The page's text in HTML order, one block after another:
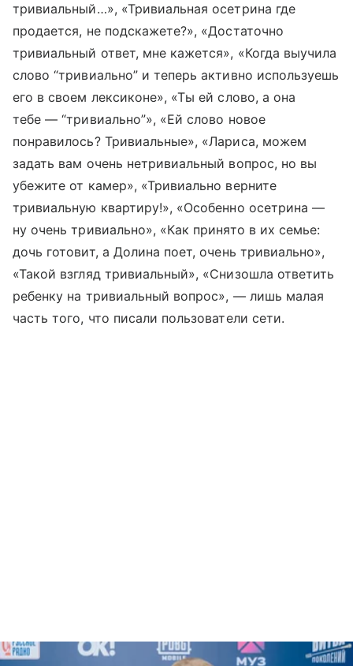
тривиальный…», «Тривиальная осетрина где
продается, не подскажете?», «Достаточно
тривиальный ответ, мне кажется», «Когда выучила
слово “тривиально” и теперь активно используешь
его в своем лексиконе», «Ты ей слово, а она
тебе — “тривиально”», «Ей слово новое
понравилось? Тривиальные», «Лариса, можем
задать вам очень нетривиальный вопрос, но вы
убежите от камер», «Тривиально верните
тривиальную квартиру!», «Особенно осетрина —
ну очень тривиально», «Как принято в их семье:
дочь готовит, а Долина поет, очень тривиально»,
«Такой взгляд тривиальный», «Снизошла ответить
ребенку на тривиальный вопрос», — лишь малая
часть того, что писали пользователи сети.